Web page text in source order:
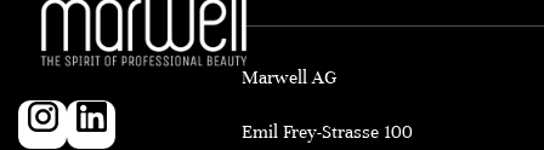
Marwell AG
Emil Frey-Strasse 100